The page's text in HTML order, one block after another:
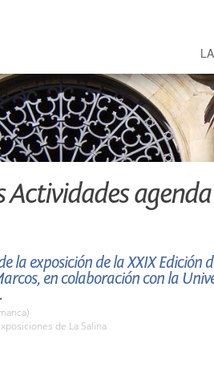
Actividades
la exposición de la XXIX Edición
en colaboración con la
de La Salina